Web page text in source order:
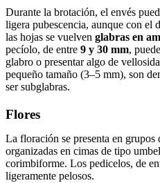
Durante la brotación, el envés
ligera pubescencia, aunque con el
las hojas se vuelven glabras en
pecíolo, de entre 9 y 30 mm,
glabro o presentar algo de
pequeño tamaño (3–5 mm), son
ser subglabras.
Flores
La floración se presenta en grupos
organizadas en cimas de tipo
corimbiforme. Los pedicelos, de
ligeramente pelosos.